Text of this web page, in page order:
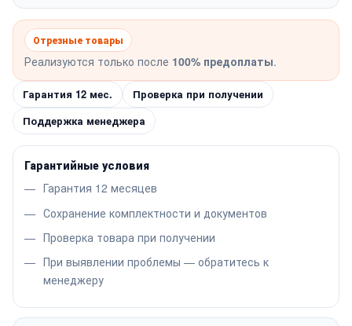
Отрезные товары
Реализуются только после 100% предоплаты.
Гарантия 12 мес.
Проверка при получении
Поддержка менеджера
Гарантийные условия
Гарантия 12 месяцев
Сохранение комплектности и документов
Проверка товара при получении
При выявлении проблемы — обратитесь к
менеджеру